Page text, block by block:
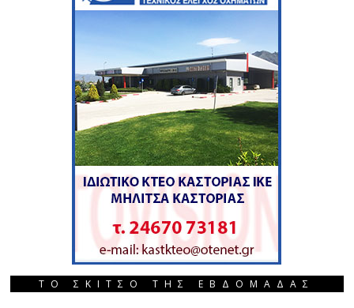
ΤΟ ΣΚΙΤΣΟ ΤΗΣ ΕΒΔΟΜΑΔΑΣ